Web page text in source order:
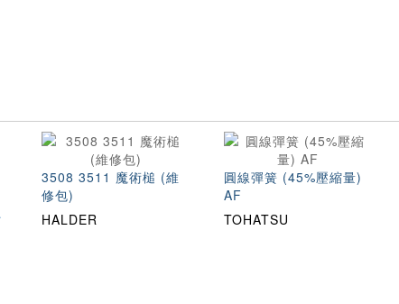
3508 3511 魔術槌 (維
修包)
HALDER
圓線彈簧 (45%壓縮量)
AF
TOHATSU